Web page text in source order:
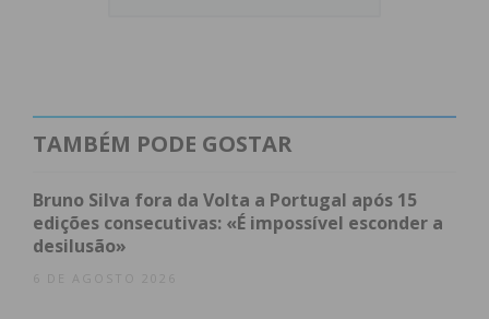
famílias;
Criar respostas sociaisque contribuam para
uma comunidade mais inclusiva.
De acordo com a autarquia local, este passo
representa um avanço estratégico na construção
TAMBÉM PODE GOSTAR
Bruno Silva fora da Volta a Portugal após 15
edições consecutivas: «É impossível esconder a
desilusão»
6 DE AGOSTO 2026